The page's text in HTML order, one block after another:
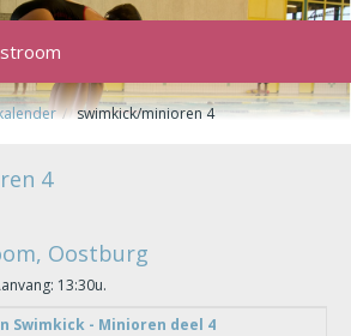
swimkick/minioren 4
4
Oostburg
13:30u.
Swimkick - Minioren deel 4